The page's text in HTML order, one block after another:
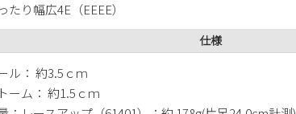
たり幅広4E（EEEE）
仕様
ル： 約3.5ｃｍ
ーム： 約1.5ｃｍ